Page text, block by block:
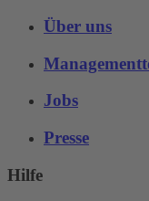
Über uns
Jobs
Presse
Hilfe